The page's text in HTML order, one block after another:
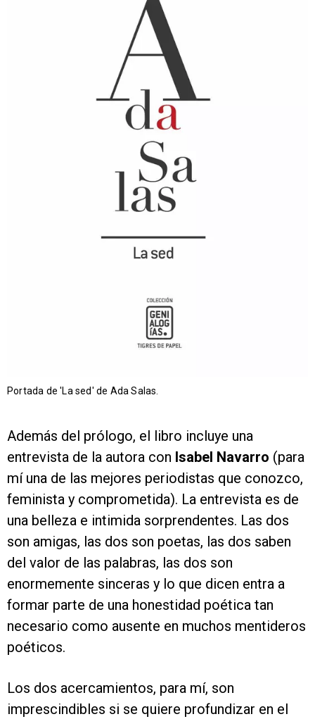
Portada de 'La sed' de Ada Salas.
Además del prólogo, el libro incluye una
entrevista de la autora con Isabel Navarro (para
mí una de las mejores periodistas que conozco,
feminista y comprometida). La entrevista es de
una belleza e intimida sorprendentes. Las dos
son amigas, las dos son poetas, las dos saben
del valor de las palabras, las dos son
enormemente sinceras y lo que dicen entra a
formar parte de una honestidad poética tan
necesario como ausente en muchos mentideros
poéticos.
Los dos acercamientos, para mí, son
imprescindibles si se quiere profundizar en el